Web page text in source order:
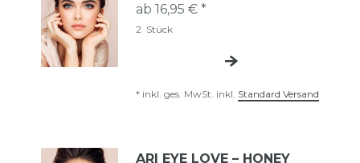
ab 16,95 € *
2 Stück
* inkl. ges. MwSt. inkl. Standard Versand
ARI EYE LOVE – HONEY